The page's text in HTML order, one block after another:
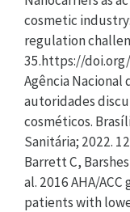
cosmetic
regulation
35.https://
Agência Nacional
autoridades
cosméticos.
Sanitária; 2022.
Barrett C,
al. 2016 AHA/
patients with